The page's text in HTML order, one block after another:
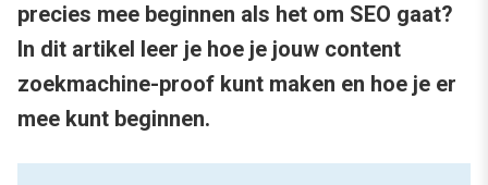
precies mee beginnen als het om SEO gaat?
In dit artikel leer je hoe je jouw content
zoekmachine-proof kunt maken en hoe je er
mee kunt beginnen.